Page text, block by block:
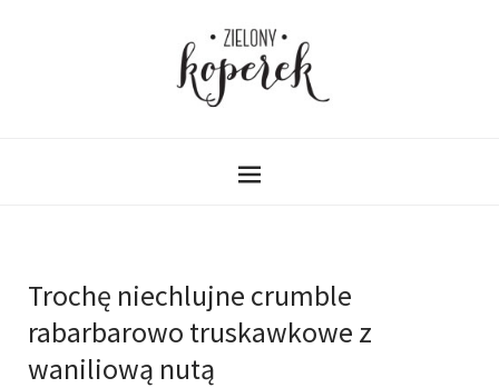
Trochę niechlujne crumble
rabarbarowo truskawkowe z
waniliową nutą